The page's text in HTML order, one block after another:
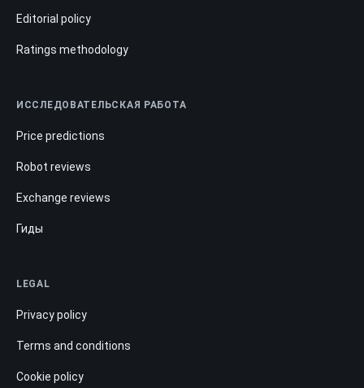
Editorial policy
Ratings methodology
ИССЛЕДОВАТЕЛЬСКАЯ РАБОТА
Price predictions
Robot reviews
Exchange reviews
Гиды
LEGAL
Privacy policy
Terms and conditions
Cookie policy